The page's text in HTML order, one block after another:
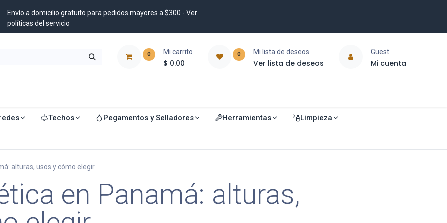
Envío a domicilio gratuito para pedidos mayores a $300 - Ver
políticas del servicio
0 Mi carrito
$ 0.00
0 Mi lista de deseos
Ver lista de deseos
Guest
Mi cuenta
Techos Pegamentos y Selladores Herramientas Limpieza
alturas, usos y cómo elegir
en Panamá: alturas,